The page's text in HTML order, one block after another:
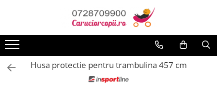
Carucioare copii
Carucioare sport copii
Husa protectie pentru trambulina 457 cm